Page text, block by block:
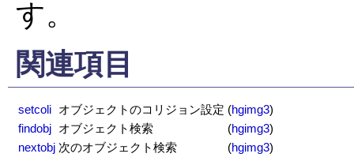
す。
関連項目
setcoli オブジェクトのコリジョン設定 (hgimg3)
findobj オブジェクト検索 (hgimg3)
nextobj 次のオブジェクト検索 (hgimg3)